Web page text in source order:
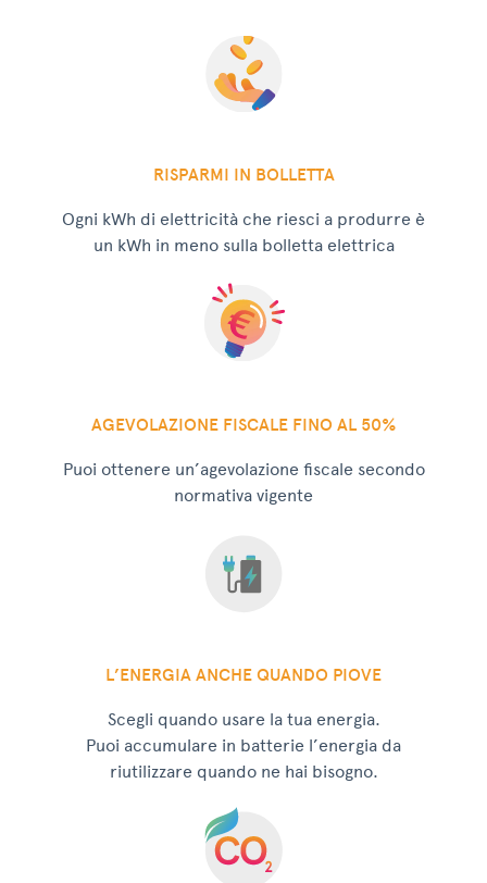
RISPARMI IN BOLLETTA
Ogni kWh di elettricità che riesci a produrre è
un kWh in meno sulla bolletta elettrica
AGEVOLAZIONE FISCALE FINO AL 50%
Puoi ottenere un’agevolazione fiscale secondo
normativa vigente
L’ENERGIA ANCHE QUANDO PIOVE
Scegli quando usare la tua energia.
Puoi accumulare in batterie l’energia da
riutilizzare quando ne hai bisogno.